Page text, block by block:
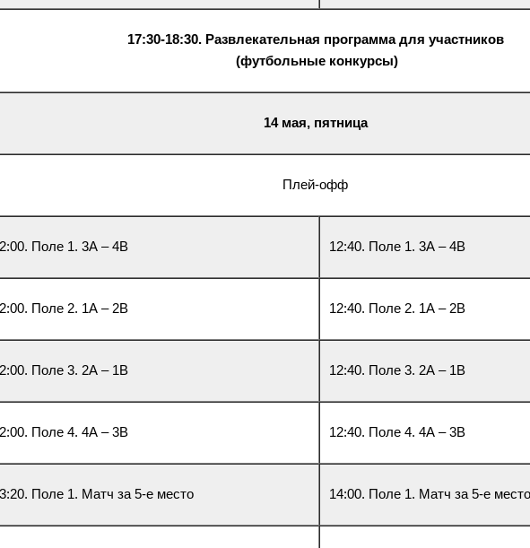
17:30-18:30. Развлекательная программа для участников
(футбольные конкурсы)
14 мая, пятница
Плей-офф
Поле 1. 3А – 4В 12:40. Поле 1. 3А – 4В
Поле 2. 1А – 2В 12:40. Поле 2. 1А – 2В
Поле 3. 2А – 1В 12:40. Поле 3. 2А – 1В
Поле 4. 4А – 3В 12:40. Поле 4. 4А – 3В
Поле 1. Матч за 5-е место 14:00. Поле 1. Матч за 5-е место